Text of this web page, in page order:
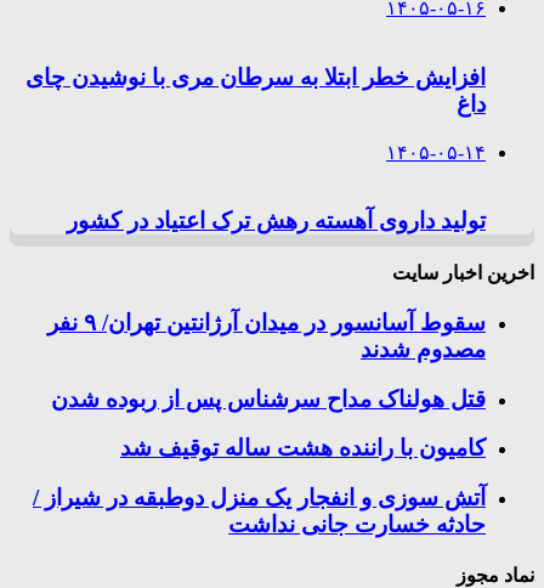
۱۴۰۵-۰۵-۱۶
افزایش خطر ابتلا به سرطان مری با نوشیدن چای
داغ
۱۴۰۵-۰۵-۱۴
تولید داروی آهسته رهش ترک اعتیاد در کشور
اخرین اخبار سایت
سقوط آسانسور در میدان آرژانتین تهران/ ۹ نفر
مصدوم شدند
قتل هولناک مداح سرشناس پس از ربوده شدن
کامیون با راننده هشت ساله توقیف شد
آتش سوزی و انفجار یک منزل دوطبقه در شیراز /
حادثه خسارت جانی نداشت
نماد مجوز